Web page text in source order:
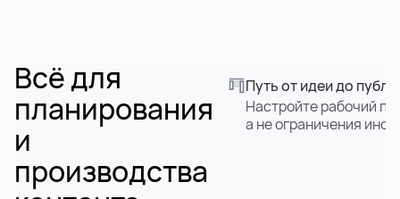
помогаем научиться работать в Weeek
Всё для
планирования
и
производства
Путь от идеи до
Настройте рабочий
а не ограничения